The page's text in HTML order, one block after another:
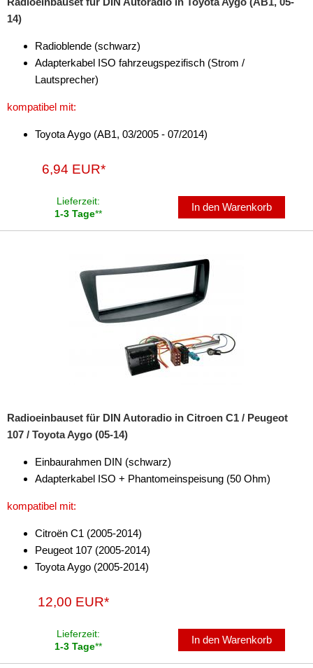
Antennenzubehör
Aux-In-Adapter
Bluetooth
CAN-BUS-Adapter
Cinch-Kabel
DAB+
Entstörmaterial
Fahrzeughalter
Fernbedienungen
Handyhalterungen
kabellos Laden
Lautsprecheradapter
Lautsprechereinbauset
Lautsprecherkabel
Marderschutz
14)
Radioblende (schwarz)
Adapterkabel ISO fahrzeugspezifisch (Strom /
Lautsprecher)
kompatibel mit:
Toyota Aygo (AB1, 03/2005 - 07/2014)
6,94 EUR*
Lieferzeit:
1-3 Tage**
In den Warenkorb
Radioeinbauset für DIN Autoradio in Citroen C1 / Peugeot
107 / Toyota Aygo (05-14)
Einbaurahmen DIN (schwarz)
Adapterkabel ISO + Phantomeinspeisung (50 Ohm)
kompatibel mit:
Citroën C1 (2005-2014)
Peugeot 107 (2005-2014)
Toyota Aygo (2005-2014)
12,00 EUR*
Lieferzeit:
1-3 Tage**
In den Warenkorb